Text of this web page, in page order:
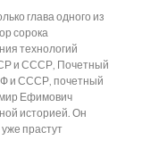
глава одного из
сорока
технологий
и СССР, Почетный
и СССР, почетный
Ефимович
историей. Он
прастут